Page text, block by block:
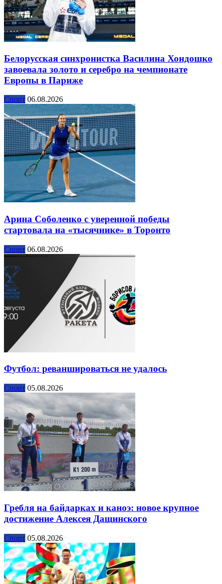
Белорусская синхронистка Василина Хондошко
завоевала золото и серебро на чемпионате
Европы в Париже
Спорт 06.08.2026
Арина Соболенко с уверенной победы
стартовала на «тысячнике» в Торонто
Спорт 06.08.2026
Футбол: реваншироваться не удалось
Спорт 05.08.2026
Гребля на байдарках и каноэ: новое крупное
достижение Алексея Дащинского
Спорт 05.08.2026